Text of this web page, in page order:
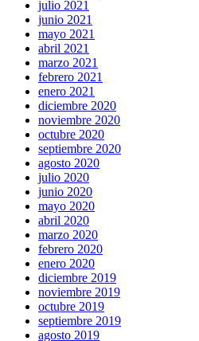
julio 2021
junio 2021
mayo 2021
abril 2021
marzo 2021
febrero 2021
enero 2021
diciembre 2020
noviembre 2020
octubre 2020
septiembre 2020
agosto 2020
julio 2020
junio 2020
mayo 2020
abril 2020
marzo 2020
febrero 2020
enero 2020
diciembre 2019
noviembre 2019
octubre 2019
septiembre 2019
agosto 2019